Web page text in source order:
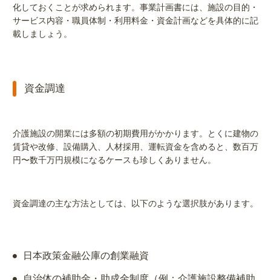
化しておくことが求められます。事業計画書には、施設の目的・
サービス内容・職員体制・利用料金・資金計画などを具体的に記
載しましょう。
資金調達
介護施設の開業には多額の初期費用がかかります。とくに建物の
賃貸や改修、設備購入、人材採用、運転資金を含めると、数百万
円〜数千万円規模になるケースも珍しくありません。
資金調達の主な方法としては、以下のような選択肢があります。
日本政策金融公庫の創業融資